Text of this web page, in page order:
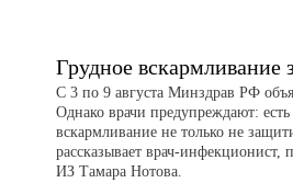
Грудное
С 3 по 9 августа Минздрав РФ
Однако врачи предупреждают:
вскармливание не только не
рассказывает врач-
ИЗ Тамара Нотова.